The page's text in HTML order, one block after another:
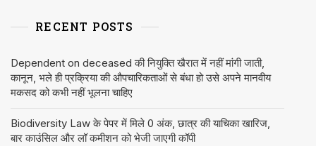
RECENT POSTS
Dependent on deceased की नियुक्ति खैरात में नहीं मांगी जाती,
कानून, भले ही प्रक्रिया की औपचारिकताओं से बंधा हो उसे अपने मानवीय
मकसद को कभी नहीं भूलना चाहिए
Biodiversity Law के पेपर में मिले 0 अंक, छात्र की याचिका खारिज,
बार काउंसिल और लॉ कमीशन को भेजी जाएगी कॉपी